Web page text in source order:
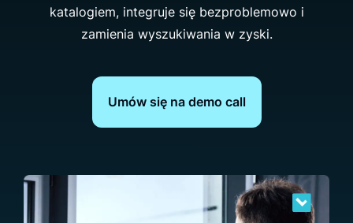
katalogiem, integruje się bezproblemowo i
zamienia wyszukiwania w zyski.
Umów się na demo call